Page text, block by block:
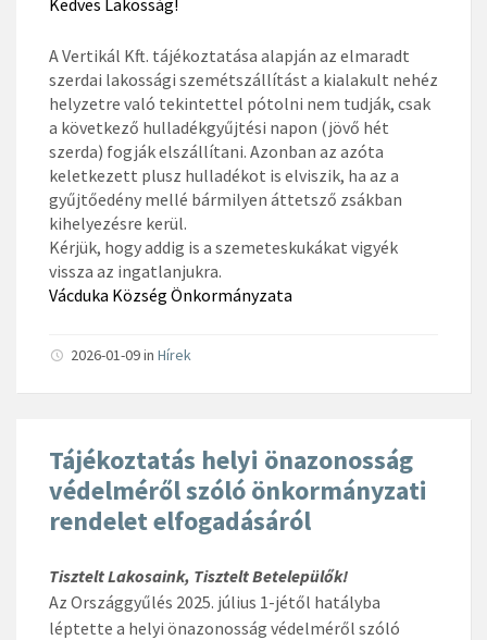
A Vertikál Kft. tájékoztatása alapján az elmaradt
szerdai lakossági szemétszállítást a kialakult nehéz
helyzetre való tekintettel pótolni nem tudják, csak
a következő hulladékgyűjtési napon (jövő hét
szerda) fogják elszállítani. Azonban az azóta
keletkezett plusz hulladékot is elviszik, ha az a
gyűjtőedény mellé bármilyen áttetsző zsákban
kihelyezésre kerül.
Kérjük, hogy addig is a szemeteskukákat vigyék
vissza az ingatlanjukra.
Vácduka Község Önkormányzata
2026-01-09in Hírek
Tájékoztatás helyi önazonosság
védelméről szóló önkormányzati
rendelet elfogadásáról
Tisztelt Lakosaink, Tisztelt Betelepülők!
Az Országgyűlés 2025. július 1-jétől hatályba
léptette a helyi önazonosság védelméről szóló